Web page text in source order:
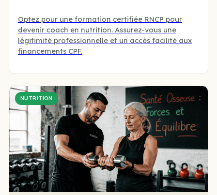
Optez pour une formation certifiée RNCP pour
devenir coach en nutrition. Assurez-vous une
légitimité professionnelle et un accès facilité aux
financements CPF.
NUTRITION